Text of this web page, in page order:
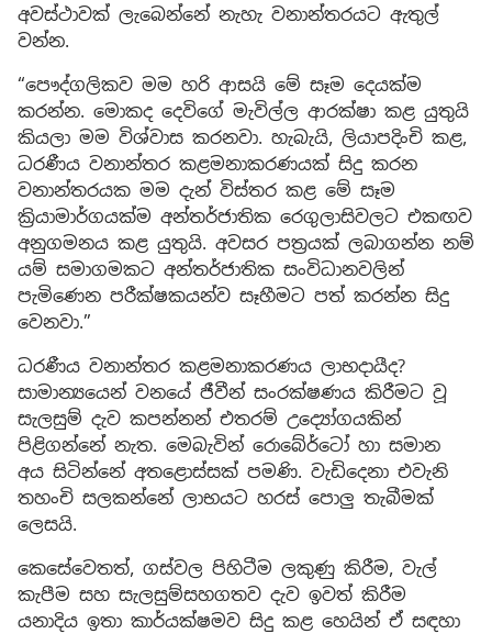
අවස්ථාවක් ලැබෙන්නේ නැහැ වනාන්තරයට ඇතුල්
වන්න.
“පෞද්ගලිකව මම හරි ආසයි මේ සෑම දෙයක්ම
කරන්න. මොකද දෙවිගේ මැවිල්ල ආරක්ෂා කළ යුතුයි
කියලා මම විශ්වාස කරනවා. හැබැයි, ලියාපදිංචි කළ,
ධරණීය වනාන්තර කළමනාකරණයක් සිදු කරන
වනාන්තරයක මම දැන් විස්තර කළ මේ සෑම
ක්‍රියාමාර්ගයක්ම අන්තර්ජාතික රෙගුලාසිවලට එකඟව
අනුගමනය කළ යුතුයි. අවසර පත්‍රයක් ලබාගන්න නම්
යම් සමාගමකට අන්තර්ජාතික සංවිධානවලින්
පැමිණෙන පරීක්ෂකයන්ව සෑහීමට පත් කරන්න සිදු
වෙනවා.”
ධරණීය වනාන්තර කළමනාකරණය ලාභදායීද?
සාමාන්‍යයෙන් වනයේ ජීවීන් සංරක්ෂණය කිරීමට වූ
සැලසුම් දැව කපන්නන් එතරම් උද්‍යෝගයකින්
පිළිගන්නේ නැත. මෙබැවින් රොබේර්ටෝ හා සමාන
අය සිටින්නේ අතළොස්සක් පමණි. වැඩිදෙනා එවැනි
තහංචි සලකන්නේ ලාභයට හරස් පොලු තැබීමක්
ලෙසයි.
කෙසේවෙතත්, ගස්වල පිහිටීම ලකුණු කිරීම, වැල්
කැපීම සහ සැලසුම්සහගතව දැව ඉවත් කිරීම
යනාදිය ඉතා කාර්යක්ෂමව සිදු කළ හෙයින් ඒ සඳහා